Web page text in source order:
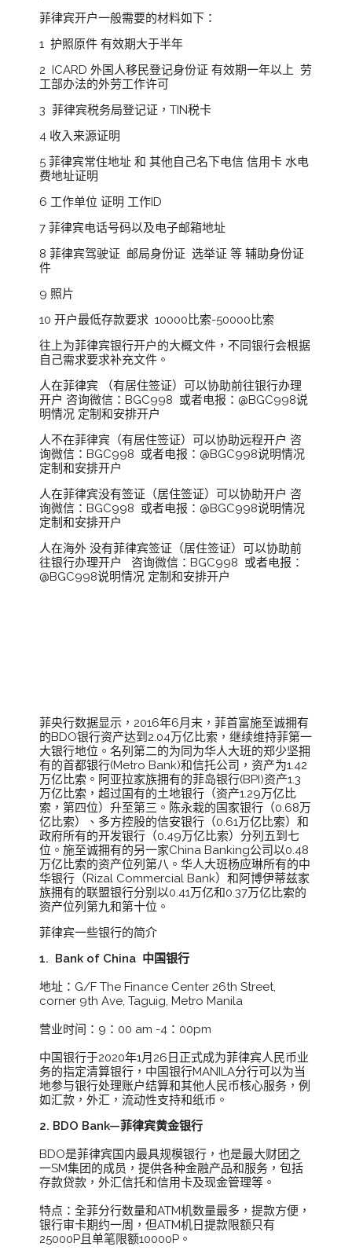
菲律宾开户一般需要的材料如下：
1 护照原件 有效期大于半年
2 ICARD 外国人移民登记身份证 有效期一年以上 劳
工部办法的外劳工作许可
3 菲律宾税务局登记证，TIN税卡
4 收入来源证明
5 菲律宾常住地址 和 其他自己名下电信 信用卡 水电
费地址证明
6 工作单位 证明 工作ID
7 菲律宾电话号码以及电子邮箱地址
8 菲律宾驾驶证 邮局身份证 选举证 等 辅助身份证
件
9 照片
10 开户最低存款要求 10000比索-50000比索
往上为菲律宾银行开户的大概文件，不同银行会根据
自己需求要求补充文件。
人在菲律宾 （有居住签证）可以协助前往银行办理
开户 咨询微信：BGC998 或者电报：@BGC998说
明情况 定制和安排开户
人不在菲律宾（有居住签证）可以协助远程开户 咨
询微信：BGC998 或者电报：@BGC998说明情况
定制和安排开户
人在菲律宾没有签证（居住签证）可以协助开户 咨
询微信：BGC998 或者电报：@BGC998说明情况
定制和安排开户
人在海外 没有菲律宾签证（居住签证）可以协助前
往银行办理开户 咨询微信：BGC998 或者电报：
@BGC998说明情况 定制和安排开户
菲央行数据显示，2016年6月末，菲首富施至诚拥有
的BDO银行资产达到2.04万亿比索，继续维持菲第一
大银行地位。名列第二的为同为华人大班的郑少坚拥
有的首都银行(Metro Bank)和信托公司，资产为1.42
万亿比索。阿亚拉家族拥有的菲岛银行(BPI)资产1.3
万亿比索，超过国有的土地银行（资产1.29万亿比
索，第四位）升至第三。陈永栽的国家银行（0.68万
亿比索）、多方控股的信安银行（0.61万亿比索）和
政府所有的开发银行（0.49万亿比索）分列五到七
位。施至诚拥有的另一家China Banking公司以0.48
万亿比索的资产位列第八。华人大班杨应琳所有的中
华银行（Rizal Commercial Bank）和阿博伊蒂兹家
族拥有的联盟银行分别以0.41万亿和0.37万亿比索的
资产位列第九和第十位。
菲律宾一些银行的简介
1. Bank of China 中国银行
地址：G/F The Finance Center 26th Street,
corner 9th Ave, Taguig, Metro Manila
营业时间：9：00 am -4：00pm
中国银行于2020年1月26日正式成为菲律宾人民币业
务的指定清算银行，中国银行MANILA分行可以为当
地参与银行处理账户结算和其他人民币核心服务，例
如汇款，外汇，流动性支持和纸币。
2. BDO Bank—菲律宾黄金银行
BDO是菲律宾国内最具规模银行，也是最大财团之
一SM集团的成员，提供各种金融产品和服务，包括
存款贷款，外汇信托和信用卡及现金管理等。
特点：全菲分行数量和ATM机数量最多，提款方便，
银行审卡期约一周，但ATM机日提款限额只有
25000P且单笔限额10000P。